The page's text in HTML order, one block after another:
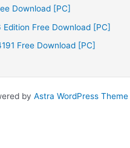
Download [PC]
Free Download [PC]
Free Download [PC]
by Astra WordPress Theme